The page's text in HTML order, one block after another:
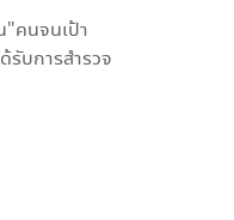
คนจนเป้า
รับการสำรวจ